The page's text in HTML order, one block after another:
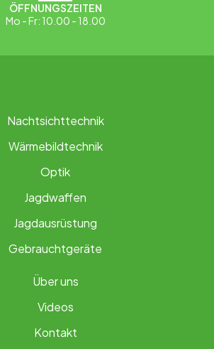
ÖFFNUNGSZEITEN
Mo - Fr: 10.00 - 18.00
Nachtsichttechnik
Wärmebildtechnik
Optik
Jagdwaffen
Jagdausrüstung
Gebrauchtgeräte
Über uns
Videos
Kontakt